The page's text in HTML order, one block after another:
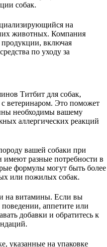
собак.
на
животных. Компания
продукции, включая
по уходу за
Титбит для собак,
с ветеринаром. Это поможет
необходимы вашему
аллергических реакций
вашей собаки при
разные потребности в
формулы могут быть более
или пожилых собак.
на витамины. Если вы
аппетите или
добавки и обратитесь к
указанные на упаковке